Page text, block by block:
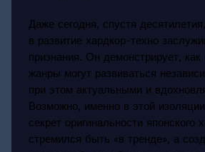
Даже сегодня, спустя
в развитие хардкор-техно
признания. Он демонстрирует,
жанры могут развиваться
при этом актуальными и
Возможно, именно в этой
секрет оригинальности
стремился быть «в тренде», а